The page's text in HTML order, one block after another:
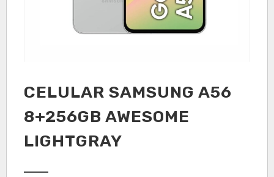
CELULAR SAMSUNG A56
8+256GB AWESOME
LIGHTGRAY